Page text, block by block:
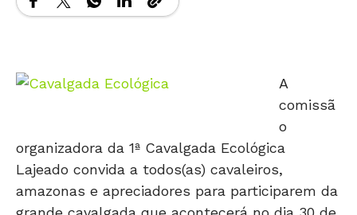
A
comissã
o
organizadora da 1ª Cavalgada Ecológica
Lajeado convida a todos(as) cavaleiros,
amazonas e apreciadores para participarem da